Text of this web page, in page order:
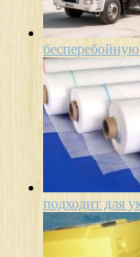
подходит для